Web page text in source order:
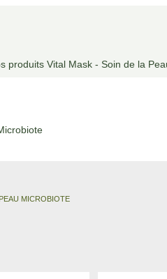
produits Vital Mask - Soin de la
MICROBIOTE